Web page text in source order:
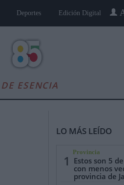
Deportes Edición Digital
ESENCIA
LO MÁS LEÍDO
1
Provincia
Estos son 5
con menos
provincia de